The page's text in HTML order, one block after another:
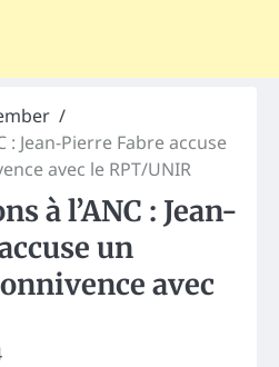
: Jean-Pierre Fabre accuse
avec le RPT/UNIR
à l’ANC : Jean-
un
avec